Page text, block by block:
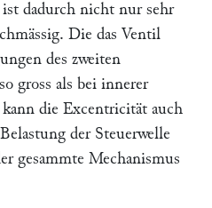
ist dadurch nicht nur sehr
Die das Ventil
des zweiten
gross als bei innerer
die Excentricität auch
der Steuerwelle
gesammte Mechanismus